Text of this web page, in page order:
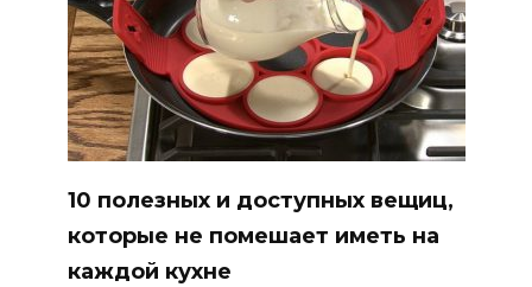
10 полезных и доступных вещиц,
которые не помешает иметь на
каждой кухне